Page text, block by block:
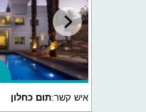
איש קשר:תום כחלון